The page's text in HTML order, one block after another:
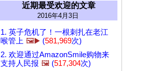
近期最受欢迎的文章
2016年4月3日
1. 英子危机了！一根刺扎在老江
喉管上 🖼️▶️ (581,969次)
2. 欢迎通过AmazonSmile购物来
支持人民报 🖼️ (517,304次)